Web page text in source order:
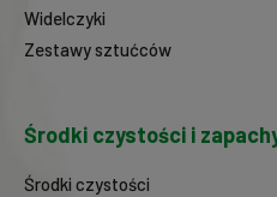
Widelczyki
Zestawy sztućców
Środki czystości i
Środki czystości